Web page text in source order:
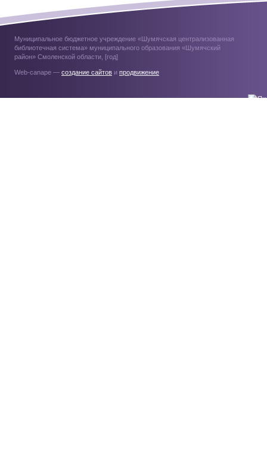
Муниципальное бюджетное учреждение «Шумячская централизованная
библиотечная система» муниципального образования «Шумячский
район» Смоленской области, [год]
Web-canape — создание сайтов и продвижение